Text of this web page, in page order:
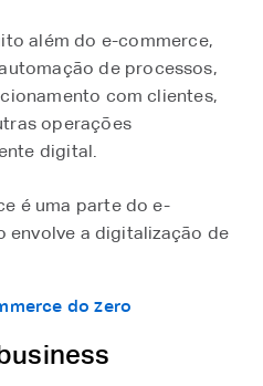
além do e-commerce,
de processos,
com clientes,
operações
digital.
é uma parte do e-
envolve a digitalização de
do zero